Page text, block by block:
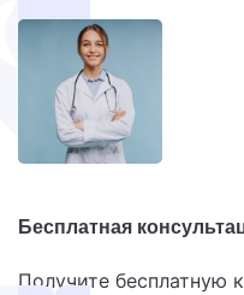
Бесплатная
Получите бесплатную